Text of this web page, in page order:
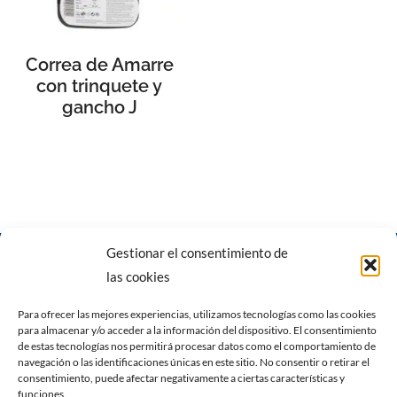
Gestionar el consentimiento de
las cookies
Para ofrecer las mejores experiencias, utilizamos tecnologías como las cookies
para almacenar y/o acceder a la información del dispositivo. El consentimiento
de estas tecnologías nos permitirá procesar datos como el comportamiento de
navegación o las identificaciones únicas en este sitio. No consentir o retirar el
consentimiento, puede afectar negativamente a ciertas características y
funciones.
Correa de Amarre
con trinquete y
gancho J
Carrer del Pare Caldés, 6, 07620 Llucmajor, Illes Balears|Calle
gremi fusters n7, nave 1. Polígono de son castelló 07009